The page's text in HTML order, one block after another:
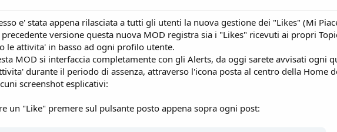
e' stata appena rilasciata a tutti gli utenti la nuova gestione dei "Likes" (Mi
precedente versione questa nuova MOD registra sia i "Likes" ricevuti ai propri
le attivita' in basso ad ogni profilo utente.
MOD si interfaccia completamente con gli Alerts, da oggi sarete avvisati ogni
durante il periodo di assenza, attraverso l'icona posta al centro della Home
screenshot esplicativi:
un "Like" premere sul pulsante posto appena sopra ogni post: